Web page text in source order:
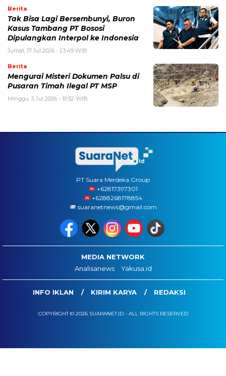
Berita
Tak Bisa Lagi Bersembunyi, Buron
Kasus Tambang PT Bososi
Dipulangkan Interpol ke Indonesia
Jumat, 17 Jul 2026 - 23:49 WIB
Berita
Mengurai Misteri Dokumen Palsu di
Pusaran Timah Ilegal PT MSP
Minggu, 5 Jul 2026 - 10:52 WIB
PT Suara Merdeka Group
‪+62817397301
+6288268178854
suaranetnews@gmail.com
MEDIA NETWORK
Analisanews
Yakusa.id
INFO IKLAN KIRIM KARYA REDAKSI
COPYRIGHT © 2026 SUARANET.ID - ALL RIGHTS RESERVED